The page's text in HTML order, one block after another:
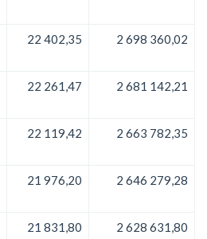
22 402,35 2 698 360,02
22 261,47 2 681 142,21
22 119,42 2 663 782,35
21 976,20 2 646 279,28
21 831,80 2 628 631,80